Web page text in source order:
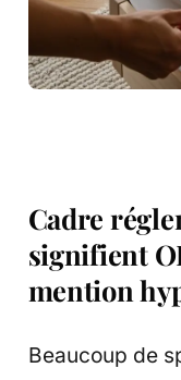
Cadre
signifient
mention
Beaucoup de